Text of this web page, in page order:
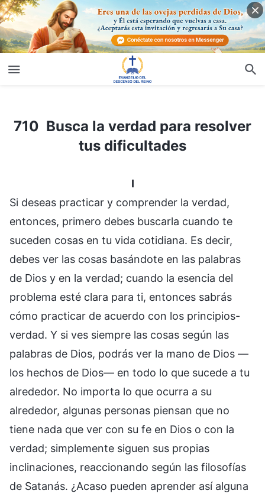
710 Busca la verdad para resolver tus dificultades
710 Busca la verdad para resolver
tus dificultades
I
Si deseas practicar y comprender la verdad,
entonces, primero debes buscarla cuando te
suceden cosas en tu vida cotidiana. Es decir,
debes ver las cosas basándote en las palabras
de Dios y en la verdad; cuando la esencia del
problema esté clara para ti, entonces sabrás
cómo practicar de acuerdo con los principios-
verdad. Y si ves siempre las cosas según las
palabras de Dios, podrás ver la mano de Dios —
los hechos de Dios— en todo lo que sucede a tu
alrededor. No importa lo que ocurra a su
alrededor, algunas personas piensan que no
tiene nada que ver con su fe en Dios o con la
verdad; simplemente siguen sus propias
inclinaciones, reaccionando según las filosofías
de Satanás. ¿Acaso pueden aprender así alguna